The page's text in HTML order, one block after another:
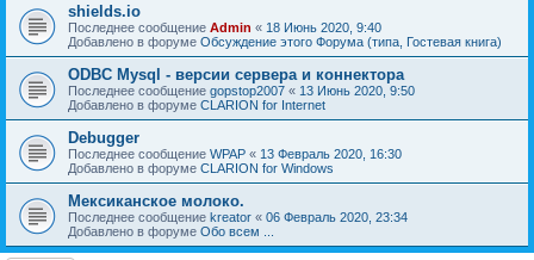
shields.io
Последнее сообщение Admin « 18 Июнь 2020, 9:40
Добавлено в форуме Обсуждение этого Форума (типа, Гостевая книга)
ODBC Mysql - версии сервера и коннектора
Последнее сообщение gopstop2007 « 13 Июнь 2020, 9:50
Добавлено в форуме CLARION for Internet
Debugger
Последнее сообщение WPAP « 13 Февраль 2020, 16:30
Добавлено в форуме CLARION for Windows
Мексиканское молоко.
Последнее сообщение kreator « 06 Февраль 2020, 23:34
Добавлено в форуме Обо всем ...